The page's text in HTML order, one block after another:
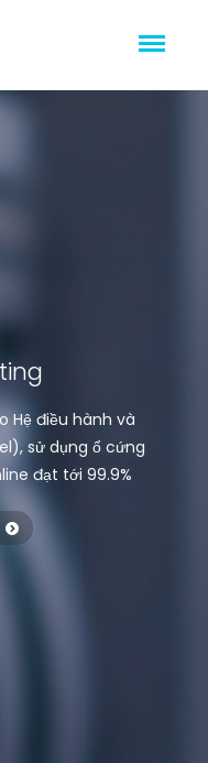
Hệ điều hành và
sử dụng ổ cứng
đạt tới 99.9%